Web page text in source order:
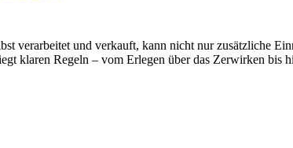
verarbeitet und verkauft, kann nicht nur zusätzliche
klaren Regeln – vom Erlegen über das Zerwirken bis